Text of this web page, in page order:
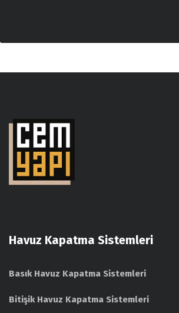
Havuz Kapatma Sistemleri
Basık Havuz Kapatma Sistemleri
Bitişik Havuz Kapatma Sistemleri